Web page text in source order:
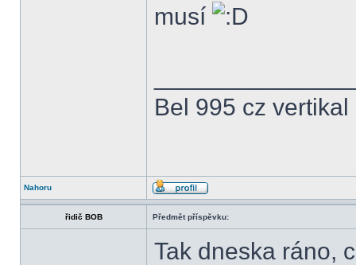
musí
Bel 995 cz vertikal
Nahoru
řidič BOB Předmět příspěvku:
Tak dneska ráno,